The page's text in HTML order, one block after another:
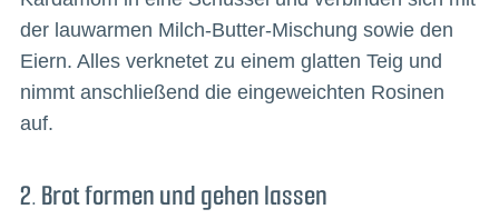
der lauwarmen Milch-Butter-Mischung sowie den
Eiern. Alles verknetet zu einem glatten Teig und
nimmt anschließend die eingeweichten Rosinen
auf.
2. Brot formen und gehen lassen